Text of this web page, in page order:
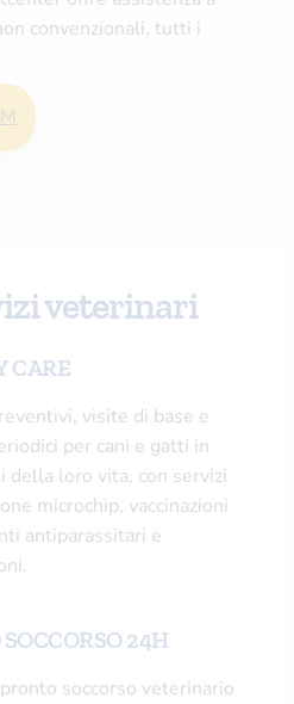
convenzionali, tutti i
veterinari
CARE
visite di base e
per cani e gatti in
della loro vita, con servizi
microchip, vaccinazioni
antiparassitari e
24H
soccorso veterinario